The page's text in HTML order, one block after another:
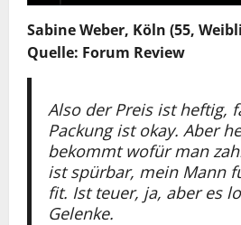
Sabine Weber, Köln (55,
Quelle: Forum Review
Also der Preis ist heftig,
Packung ist okay. Aber
bekommt wofür man
ist spürbar, mein Mann
fit. Ist teuer, ja, aber es
Gelenke.